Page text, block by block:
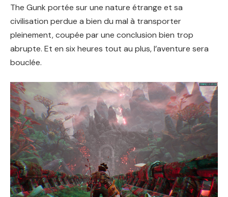
The Gunk portée sur une nature étrange et sa
civilisation perdue a bien du mal à transporter
pleinement, coupée par une conclusion bien trop
abrupte. Et en six heures tout au plus, l’aventure sera
bouclée.